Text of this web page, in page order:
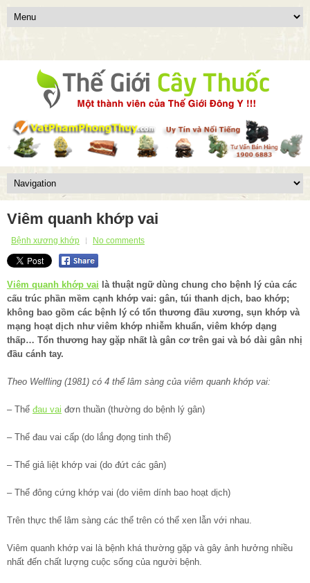
Viêm quanh khớp vai
Bệnh xương khớp No comments
Viêm quanh khớp vai là thuật ngữ dùng chung cho bệnh lý của các
cấu trúc phần mềm cạnh khớp vai: gân, túi thanh dịch, bao khớp;
không bao gồm các bệnh lý có tổn thương đầu xương, sụn khớp và
mạng hoạt dịch như viêm khớp nhiễm khuẩn, viêm khớp dạng
thấp… Tổn thương hay gặp nhất là gân cơ trên gai và bó dài gân nhị
đầu cánh tay.
Theo Welfling (1981) có 4 thể lâm sàng của viêm quanh khớp vai:
– Thể đau vai đơn thuần (thường do bệnh lý gân)
– Thể đau vai cấp (do lắng đọng tinh thể)
– Thể giả liệt khớp vai (do đứt các gân)
– Thể đông cứng khớp vai (do viêm dính bao hoạt dịch)
Trên thực thể lâm sàng các thể trên có thể xen lẫn với nhau.
Viêm quanh khớp vai là bệnh khá thường gặp và gây ảnh hưởng nhiều
nhất đến chất lượng cuộc sống của người bệnh.